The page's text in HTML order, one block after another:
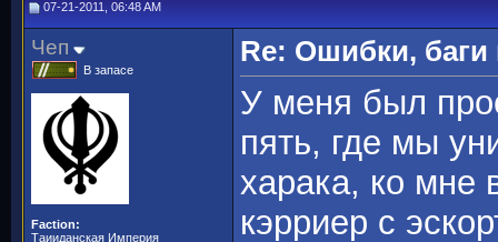
07-21-2011, 06:48 AM
Чеп
В запасе
Faction:
Таииданская Империя
Re: Ошибки,
У меня был
пять, где мы
харака, ко мне
кэрриер с